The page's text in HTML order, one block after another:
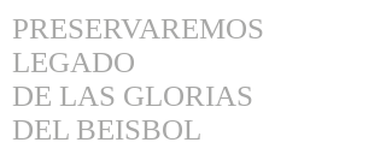
PRESERVAREMOS
LEGADO
DE LAS GLORIAS
DEL BEISBOL